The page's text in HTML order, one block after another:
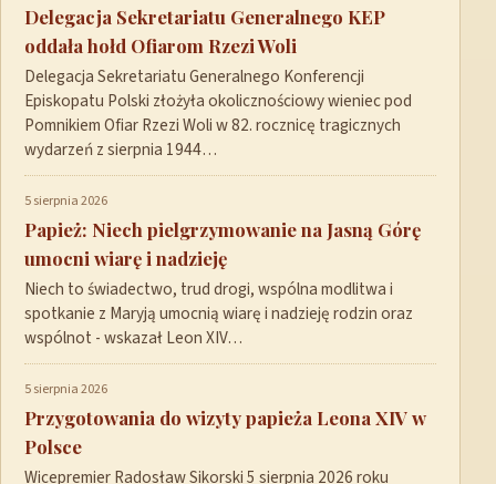
Delegacja Sekretariatu Generalnego KEP
oddała hołd Ofiarom Rzezi Woli
Delegacja Sekretariatu Generalnego Konferencji
Episkopatu Polski złożyła okolicznościowy wieniec pod
Pomnikiem Ofiar Rzezi Woli w 82. rocznicę tragicznych
wydarzeń z sierpnia 1944…
5 sierpnia 2026
Papież: Niech pielgrzymowanie na Jasną Górę
umocni wiarę i nadzieję
Niech to świadectwo, trud drogi, wspólna modlitwa i
spotkanie z Maryją umocnią wiarę i nadzieję rodzin oraz
wspólnot - wskazał Leon XIV…
5 sierpnia 2026
Przygotowania do wizyty papieża Leona XIV w
Polsce
Wicepremier Radosław Sikorski 5 sierpnia 2026 roku